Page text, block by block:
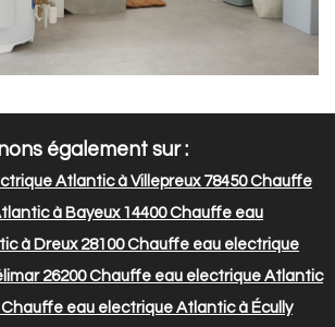
également sur :
Atlantic à Villepreux 78450Chauffe
à Bayeux 14400Chauffe eau
à Dreux 28100Chauffe eau electrique
26200Chauffe eau electrique Atlantic
eau electrique Atlantic à Écully